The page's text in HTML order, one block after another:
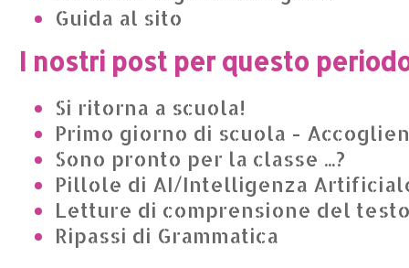
Guida al sito
I nostri post per questo
Si ritorna a scuola!
Primo giorno di scuola -
Sono pronto per la classe ...?
Pillole di AI/Intelligenza
Letture di comprensione del
Ripassi di Grammatica